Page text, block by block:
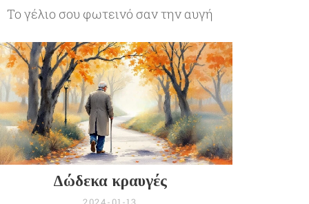
Το γέλιο σου φωτεινό σαν την αυγή
Δώδεκα κραυγές